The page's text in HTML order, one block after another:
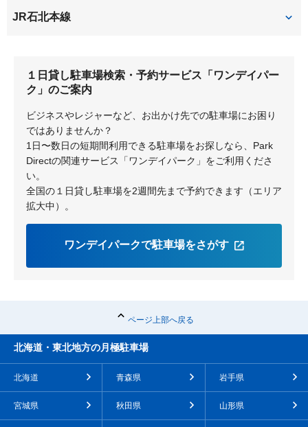
旭川
JR石北本線
１日貸し駐車場検索・予約サービス「ワンデイパー
ク」のご案内
ビジネスやレジャーなど、お出かけ先での駐車場にお困り
ではありませんか？
1日〜数日の短期間利用できる駐車場をお探しなら、Park
Directの関連サービス「ワンデイパーク」をご利用くださ
い。
全国の１日貸し駐車場を2週間先まで予約できます（エリア
拡大中）。
ワンデイパークで駐車場をさがす
ページ上部へ戻る
北海道・東北地方の月極駐車場
北海道 青森県 岩手県
宮城県 秋田県 山形県